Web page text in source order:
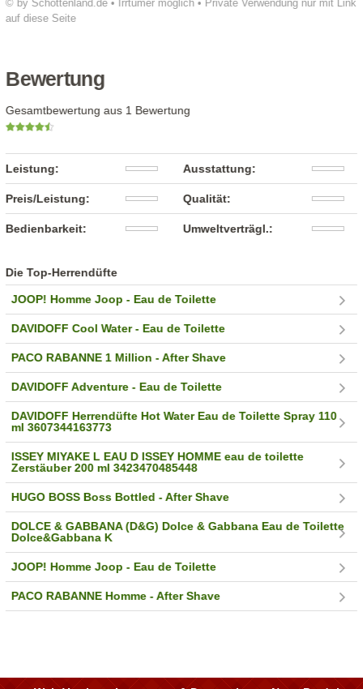
© by Schottenland.de • Irrtümer möglich • Private Verwendung nur mit Link
auf diese Seite
Bewertung
Gesamtbewertung aus 1 Bewertung
Leistung: Ausstattung:
Preis/Leistung: Qualität:
Bedienbarkeit: Umweltverträgl.:
Die Top-Herrendüfte
JOOP! Homme Joop - Eau de Toilette
DAVIDOFF Cool Water - Eau de Toilette
PACO RABANNE 1 Million - After Shave
DAVIDOFF Adventure - Eau de Toilette
DAVIDOFF Herrendüfte Hot Water Eau de Toilette Spray 110
ml 3607344163773
ISSEY MIYAKE L EAU D ISSEY HOMME eau de toilette
Zerstäuber 200 ml 3423470485448
HUGO BOSS Boss Bottled - After Shave
DOLCE & GABBANA (D&G) Dolce & Gabbana Eau de Toilette
Dolce&Gabbana K
JOOP! Homme Joop - Eau de Toilette
PACO RABANNE Homme - After Shave